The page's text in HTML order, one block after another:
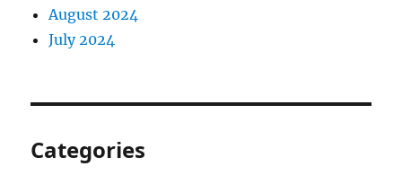
August 2024
July 2024
Categories